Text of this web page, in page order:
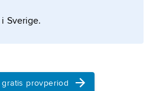
Sverige.
gratis provperiod